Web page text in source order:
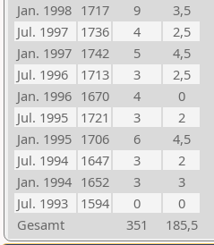
Jan. 1998 1717 9
3,5
Jul. 1997
1736 4
2,5
Jan. 1997 1742 5
4,5
Jul. 1996
1713 3
2,5
Jan. 1996 1670 4
0
Jul. 1995
1721 3
2
Jan. 1995 1706 6
4,5
Jul. 1994
1647 3
2
Jan. 1994 1652 3
3
Jul. 1993
1594 0
0
Gesamt
351 185,5